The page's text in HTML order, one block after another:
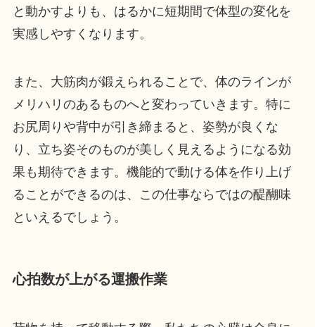
と動かすよりも、はるかに短期間で体型の変化を
実感しやすくなります。
また、大筋肉が鍛えられることで、体のラインが
メリハリのあるものへと変わっていきます。特に
お尻周りや背中が引き締まると、姿勢が良くな
り、立ち姿そのものが美しく見えるようになる効
果も期待できます。機能的で動ける体を作り上げ
ることができるのは、この仕事ならではの醍醐味
といえるでしょう。
心拍数が上がる運搬作業